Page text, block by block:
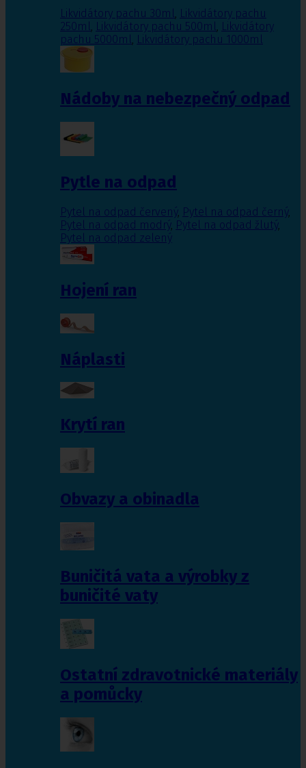
Likvidátory pachu 30ml, Likvidátory pachu
250ml, Likvidátory pachu 500ml, Likvidátory
pachu 5000ml, Likvidátory pachu 1000ml
Nádoby na nebezpečný odpad
Pytle na odpad
Pytel na odpad červený, Pytel na odpad černý,
Pytel na odpad modrý, Pytel na odpad žlutý,
Pytel na odpad zelený
Hojení ran
Náplasti
Krytí ran
Obvazy a obinadla
Buničitá vata a výrobky z
buničité vaty
Ostatní zdravotnické materiály
a pomůcky